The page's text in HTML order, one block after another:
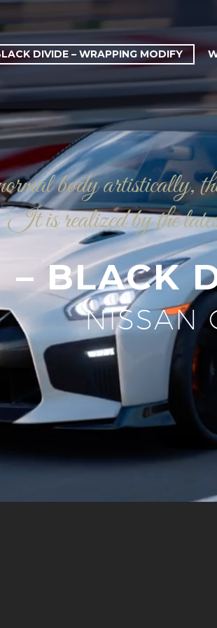
DIVIDE – WRAPPING MODIFY
body artistically,
It is realized by the
– BLACK
NISSAN